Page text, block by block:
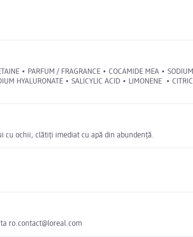
• PARFUM / FRAGRANCE • COCAMIDE MEA •
HYALURONATE • SALICYLIC ACID • LIMONENE •
cu ochii, clătiți imediat cu apă din abundență.
ro.contact@loreal.com